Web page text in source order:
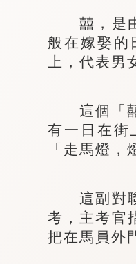
囍，是由
般在嫁娶的
上，代表
這個「囍
有一日在街
「走馬燈，
這副對聯
考，主考官
把在馬員外